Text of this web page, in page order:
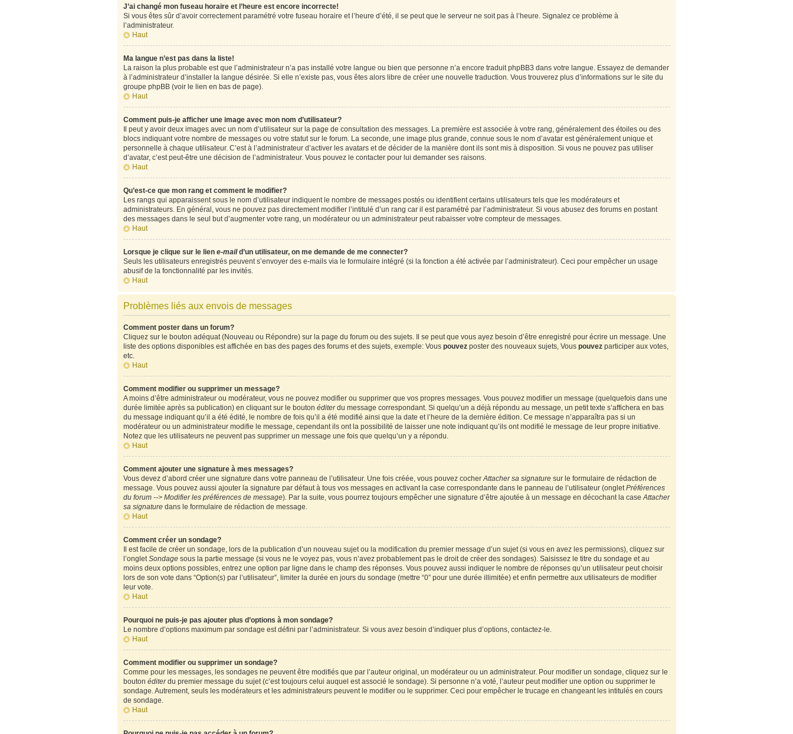
J’ai changé mon fuseau horaire et l’heure est encore incorrecte!
Si vous êtes sûr d’avoir correctement paramétré votre fuseau horaire et l’heure d’été, il se peut que le serveur ne soit pas à l’heure. Signalez ce problème à
l’administrateur.
Haut
Ma langue n’est pas dans la liste!
La raison la plus probable est que l’administrateur n’a pas installé votre langue ou bien que personne n’a encore traduit phpBB3 dans votre langue. Essayez de demander
à l’administrateur d’installer la langue désirée. Si elle n’existe pas, vous êtes alors libre de créer une nouvelle traduction. Vous trouverez plus d’informations sur le site du
groupe phpBB (voir le lien en bas de page).
Haut
Comment puis-je afficher une image avec mon nom d’utilisateur?
Il peut y avoir deux images avec un nom d’utilisateur sur la page de consultation des messages. La première est associée à votre rang, généralement des étoiles ou des
blocs indiquant votre nombre de messages ou votre statut sur le forum. La seconde, une image plus grande, connue sous le nom d’avatar est généralement unique et
personnelle à chaque utilisateur. C’est à l’administrateur d’activer les avatars et de décider de la manière dont ils sont mis à disposition. Si vous ne pouvez pas utiliser
d’avatar, c’est peut-être une décision de l’administrateur. Vous pouvez le contacter pour lui demander ses raisons.
Haut
Qu’est-ce que mon rang et comment le modifier?
Les rangs qui apparaissent sous le nom d’utilisateur indiquent le nombre de messages postés ou identifient certains utilisateurs tels que les modérateurs et
administrateurs. En général, vous ne pouvez pas directement modifier l’intitulé d’un rang car il est paramétré par l’administrateur. Si vous abusez des forums en postant
des messages dans le seul but d’augmenter votre rang, un modérateur ou un administrateur peut rabaisser votre compteur de messages.
Haut
Lorsque je clique sur le lien e-maild’un utilisateur, on me demande de me connecter?
Seuls les utilisateurs enregistrés peuvent s’envoyer des e-mails via le formulaire intégré (si la fonction a été activée par l’administrateur). Ceci pour empêcher un usage
abusif de la fonctionnalité par les invités.
Haut
Problèmes liés aux envois de messages
Comment poster dans un forum?
Cliquez sur le bouton adéquat (Nouveau ou Répondre) sur la page du forum ou des sujets. Il se peut que vous ayez besoin d’être enregistré pour écrire un message. Une
liste des options disponibles est affichée en bas des pages des forums et des sujets, exemple: Vous pouvezposter des nouveaux sujets, Vous pouvezparticiper aux votes,
etc.
Haut
Comment modifier ou supprimer un message?
A moins d’être administrateur ou modérateur, vous ne pouvez modifier ou supprimer que vos propres messages. Vous pouvez modifier un message (quelquefois dans une
durée limitée après sa publication) en cliquant sur le bouton éditerdu message correspondant. Si quelqu’un a déjà répondu au message, un petit texte s’affichera en bas
du message indiquant qu’il a été édité, le nombre de fois qu’il a été modifié ainsi que la date et l’heure de la dernière édition. Ce message n’apparaîtra pas si un
modérateur ou un administrateur modifie le message, cependant ils ont la possibilité de laisser une note indiquant qu’ils ont modifié le message de leur propre initiative.
Notez que les utilisateurs ne peuvent pas supprimer un message une fois que quelqu’un y a répondu.
Haut
Comment ajouter une signature à mes messages?
Vous devez d’abord créer une signature dans votre panneau de l’utilisateur. Une fois créée, vous pouvez cocherAttacher sa signaturesur le formulaire de rédaction de
message. Vous pouvez aussi ajouter la signature par défaut à tous vos messages en activant la case correspondante dans le panneau de l’utilisateur (ongletPréférences
du forum --> Modifier les préférences de message). Par la suite, vous pourrez toujours empêcher une signature d’être ajoutée à un message en décochant la caseAttacher
sa signaturedans le formulaire de rédaction de message.
Haut
Comment créer un sondage?
Il est facile de créer un sondage, lors de la publication d’un nouveau sujet ou la modification du premier message d’un sujet (si vous en avez les permissions), cliquez sur
l’ongletSondagesous la partie message (si vous ne le voyez pas, vous n’avez probablement pas le droit de créer des sondages). Saisissez le titre du sondage et au
moins deux options possibles, entrez une option par ligne dans le champ des réponses. Vous pouvez aussi indiquer le nombre de réponses qu’un utilisateur peut choisir
lors de son vote dans “Option(s) par l’utilisateur”, limiter la durée en jours du sondage (mettre “0” pour une durée illimitée) et enfin permettre aux utilisateurs de modifier
leur vote.
Haut
Pourquoi ne puis-je pas ajouter plus d’options à mon sondage?
Le nombre d’options maximum par sondage est défini par l’administrateur. Si vous avez besoin d’indiquer plus d’options, contactez-le.
Haut
Comment modifier ou supprimer un sondage?
Comme pour les messages, les sondages ne peuvent être modifiés que par l’auteur original, un modérateur ou un administrateur. Pour modifier un sondage, cliquez sur le
bouton éditerdu premier message du sujet (c’est toujours celui auquel est associé le sondage). Si personne n’a voté, l’auteur peut modifier une option ou supprimer le
sondage. Autrement, seuls les modérateurs et les administrateurs peuvent le modifier ou le supprimer. Ceci pour empêcher le trucage en changeant les intitulés en cours
de sondage.
Haut